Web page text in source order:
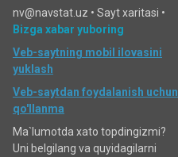
nv@navstat.uz • Sayt xaritasi •
Bizga xabar yuboring
Veb-saytning mobil ilovasini
yuklash
Veb-saytdan foydalanish uchun
qo'llanma
Ma`lumotda xato topdingizmi?
Uni belgilang va quyidagilarni